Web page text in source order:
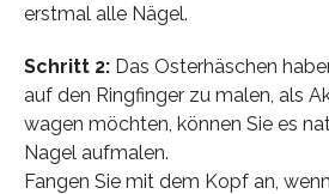
erstmal alle Nägel.
Schritt 2:Das Osterhäschen
auf den Ringfinger zu malen, als
wagen möchten, können Sie es
Nagel aufmalen.
Fangen Sie mit dem Kopf an,